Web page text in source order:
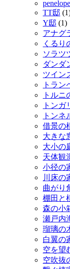
penelope
TT邸
Y邸 (1)
アナグ
くるり
ソラツ
ダンダ
ツイン
トラン
トルニ
トンガ
トンネ
借景の
大きな
大小の
天体観
小径の
川床の
曲がり
棚田と
森の小
瀬戸内
瑠璃の
白翼の
空を望
空吹抜